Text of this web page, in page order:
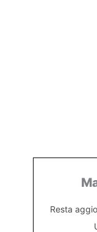
Resta